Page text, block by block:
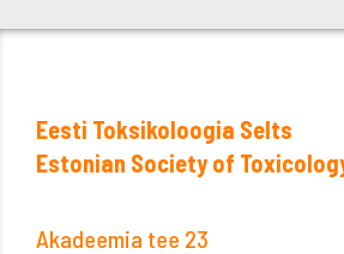
Eesti Toksikoloogia Selts
Estonian Society of
Akadeemia tee 23